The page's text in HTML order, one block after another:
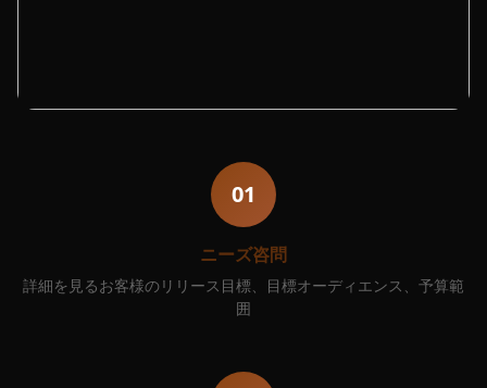
01
ニーズ咨問
詳細を見るお客様のリリース目標、目標オーディエンス、予算範
囲